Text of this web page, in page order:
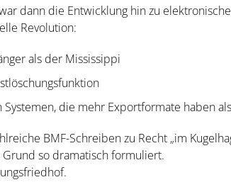
dann die Entwicklung hin zu
Revolution:
als der Mississippi
Systemen, die mehr Exportformate haben
BMF-Schreiben zu Recht „im
so dramatisch formuliert.